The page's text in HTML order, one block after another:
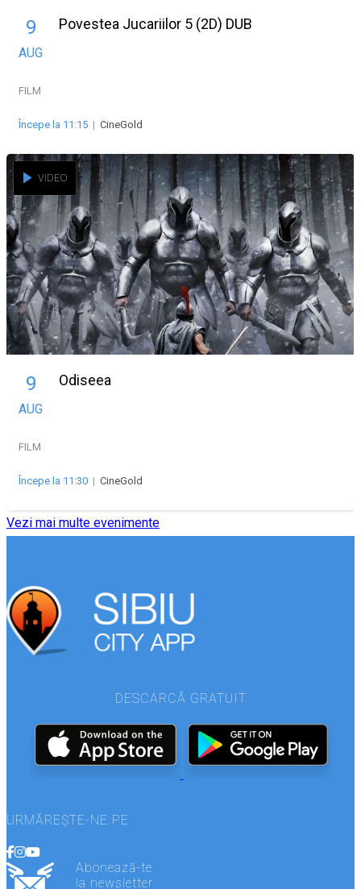
9
AUG
Povestea Jucariilor 5 (2D) DUB
FILM
Începe la 11:15 | CineGold
VIDEO
9
AUG
Odiseea
FILM
Începe la 11:30 | CineGold
Vezi mai multe evenimente
DESCARCĂ GRATUIT
URMĂREȘTE-NE PE
Abonează-te
la newsletter